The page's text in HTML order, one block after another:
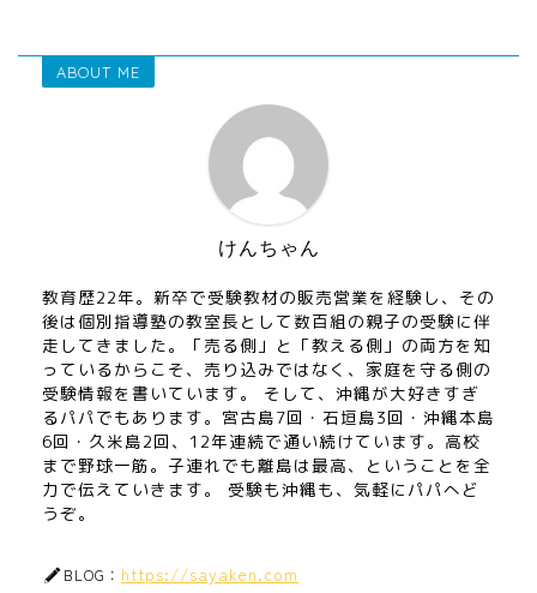
ABOUT ME
けんちゃん
教育歴22年。新卒で受験教材の販売営業を経験し、その
後は個別指導塾の教室長として数百組の親子の受験に伴
走してきました。「売る側」と「教える側」の両方を知
っているからこそ、売り込みではなく、家庭を守る側の
受験情報を書いています。 そして、沖縄が大好きすぎ
るパパでもあります。宮古島7回・石垣島3回・沖縄本島
6回・久米島2回、12年連続で通い続けています。高校
まで野球一筋。子連れでも離島は最高、ということを全
力で伝えていきます。 受験も沖縄も、気軽にパパへど
うぞ。
BLOG： https://sayaken.com